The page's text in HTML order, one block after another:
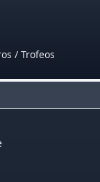
/ Trofeos